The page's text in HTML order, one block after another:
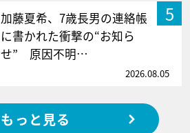
5
加藤夏希、7歳長男の連絡帳
に書かれた衝撃の“お知ら
せ” 原因不明…
2026.08.05
もっと見る